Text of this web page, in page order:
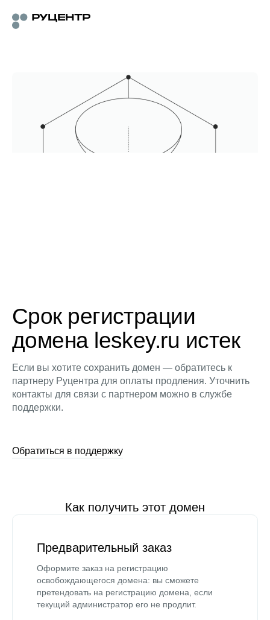
Срок регистрации
домена leskey.ru истек
Если вы хотите сохранить домен — обратитесь к
партнеру Руцентра для оплаты продления. Уточнить
контакты для связи с партнером можно в службе
поддержки.
Обратиться в поддержку
Как получить этот домен
Предварительный заказ
Оформите заказ на регистрацию
освобождающегося домена: вы сможете
претендовать на регистрацию домена, если
текущий администратор его не продлит.